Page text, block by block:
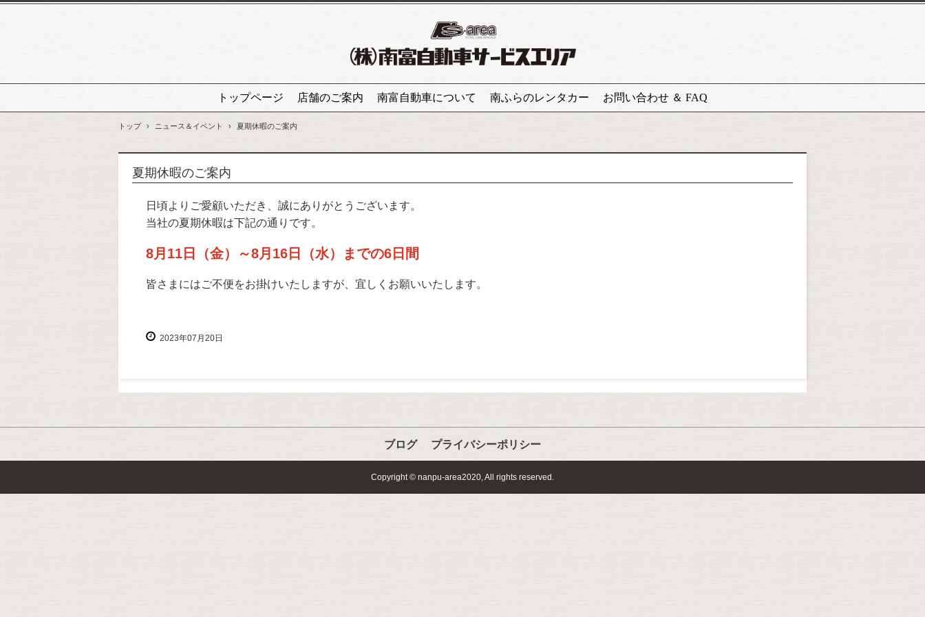
トップページ 店舗のご案内 南富自動車について 南ふらのレンタカー お問い合わせ ＆ FAQ
トップ › ニュース＆イベント › 夏期休暇のご案内
夏期休暇のご案内
日頃よりご愛顧いただき、誠にありがとうございます。
当社の夏期休暇は下記の通りです。
8月11日（金）～8月16日（水）までの6日間
皆さまにはご不便をお掛けいたしますが、宜しくお願いいたします。
2023年07月20日
ブログ プライバシーポリシー
Copyright © nanpu-area2020, All rights reserved.